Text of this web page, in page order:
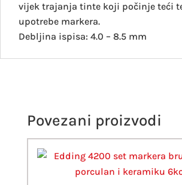
vijek trajanja tinte koji počinje teći
upotrebe markera.
Debljina ispisa: 4.0 – 8.5 mm
Povezani proizvodi